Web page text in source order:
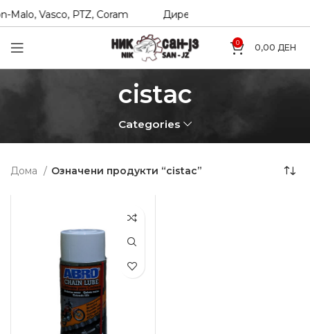
Vasco, PTZ, Coram Директни увозници на
0 0,00 ДЕН
cistac
Categories
Дома Означени продукти “cistac”